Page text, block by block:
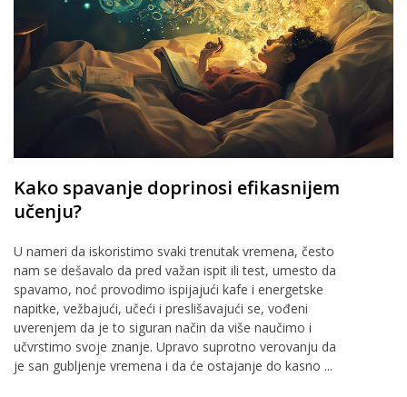
Kako spavanje doprinosi efikasnijem
učenju?
U nameri da iskoristimo svaki trenutak vremena, često
nam se dešavalo da pred važan ispit ili test, umesto da
spavamo, noć provodimo ispijajući kafe i energetske
napitke, vežbajući, učeći i preslišavajući se, vođeni
uverenjem da je to siguran način da više naučimo i
učvrstimo svoje znanje. Upravo suprotno verovanju da
je san gubljenje vremena i da će ostajanje do kasno ...